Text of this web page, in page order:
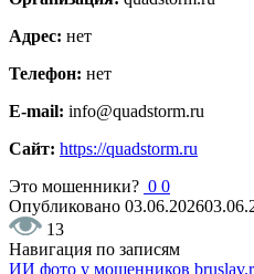
Адрес: нет
Телефон: нет
E-mail: info@quadstorm.ru
Сайт: https://quadstorm.ru
Это мошенники? 0 0
Опубликовано 03.06.2026
13
Навигация по записям
ИИ фото у мошенников